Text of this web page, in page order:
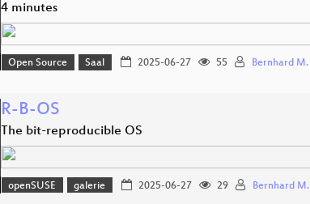
4 minutes
Open Source Saal 2025-06-27 55 Bernhard M.
R-B-OS
The bit-reproducible OS
openSUSE galerie 2025-06-27 29 Bernhard M.